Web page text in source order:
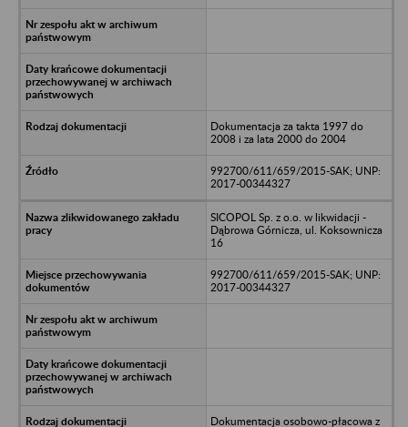
Dokumentacja za takta 1997 do
2008 i za lata 2000 do 2004
992700/611/659/2015-SAK; UNP:
2017-00344327
SICOPOL Sp. z o.o. w likwidacji -
Dąbrowa Górnicza, ul. Koksownicza
16
992700/611/659/2015-SAK; UNP:
2017-00344327
Dokumentacja osobowo-płacowa z